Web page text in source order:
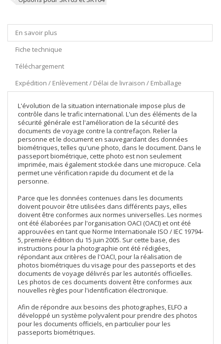
En savoir plus
Fiche technique
Téléchargement
Expédition / Enlèvement / Délai de livraison / Emballage
L'évolution de la situation internationale impose plus de
contrôle dans le trafic international. L'un des éléments de la
sécurité générale est l'amélioration de la sécurité des
documents de voyage contre la contrefaçon. Relier la
personne et le document en sauvegardant des données
biométriques, telles qu'une photo, dans le document. Dans le
passeport biométrique, cette photo est non seulement
imprimée, mais également stockée dans une micropuce. Cela
permet une vérification rapide du document et de la
personne.
Parce que les données contenues dans les documents
doivent pouvoir être utilisées dans différents pays, elles
doivent être conformes aux normes universelles. Les normes
ont été élaborées par l'organisation OACI (OACI) et ont été
approuvées en tant que Norme Internationale ISO / IEC 19794-
5, première édition du 15 juin 2005. Sur cette base, des
instructions pour la photographie ont été rédigées,
répondant aux critères de l'OACI, pour la réalisation de
photos biométriques du visage pour des passeports et des
documents de voyage délivrés par les autorités officielles.
Les photos de ces documents doivent être conformes aux
nouvelles règles pour l'identification électronique.
Afin de répondre aux besoins des photographes, ELFO a
développé un système polyvalent pour prendre des photos
pour les documents officiels, en particulier pour les
passeports biométriques.